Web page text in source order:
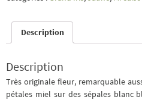
Description
Description
Très originale fleur, remarquable
pétales miel sur des sépales blanc